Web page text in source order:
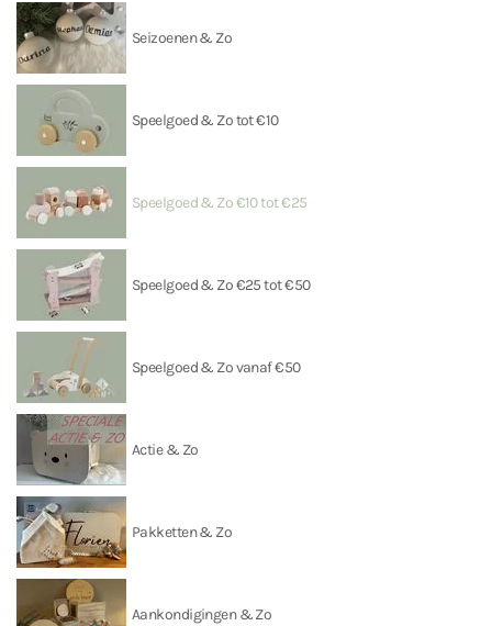
Seizoenen & Zo
Speelgoed & Zo tot €10
Speelgoed & Zo €10 tot €25
Speelgoed & Zo €25 tot €50
Speelgoed & Zo vanaf €50
Actie & Zo
Pakketten & Zo
Aankondigingen & Zo